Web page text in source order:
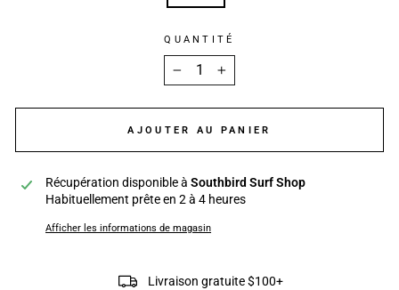
QUANTITÉ
+
AJOUTER AU PANIER
Récupération disponible àSouthbird Surf Shop
Habituellement prête en 2 à 4 heures
Afficher les informations de magasin
Livraison gratuite $100+